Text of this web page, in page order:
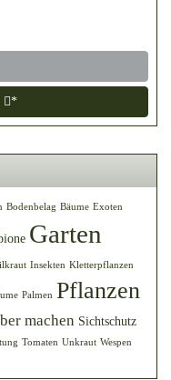
*
Bodenbelag Bäume Exoten
Garten
Insekten Kletterpflanzen
Palmen Pflanzen
machen Sichtschutz
Tomaten Unkraut Wespen